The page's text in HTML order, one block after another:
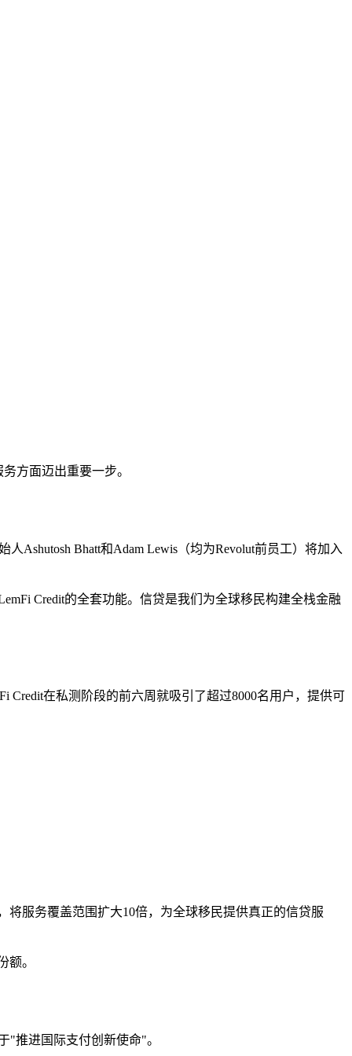
方面迈出重要一步。
Ashutosh Bhatt和Adam Lewis（均为Revolut前员工）将加入
Credit的全套功能。信贷是我们为全球移民构建全栈金融
在私测阶段的前六周就吸引了超过8000名用户，提供可
将服务覆盖范围扩大10倍，为全球移民提供真正的信贷服
额。
"推进国际支付创新使命"。